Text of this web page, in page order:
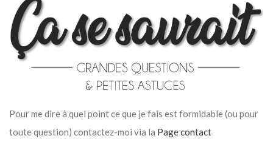
Pour me dire à quel point ce que je fais est formidable (ou pour
toute question) contactez-moi via la Page contact